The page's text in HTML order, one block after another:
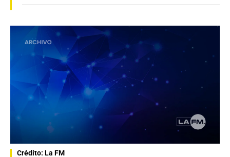
Crédito: La FM